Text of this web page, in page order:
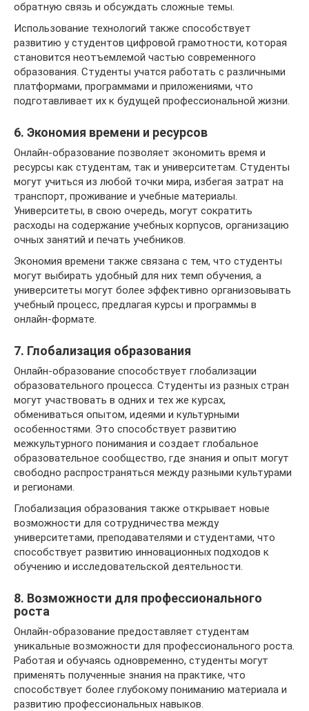
обратную связь и обсуждать сложные темы.
Использование технологий также способствует
развитию у студентов цифровой грамотности, которая
становится неотъемлемой частью современного
образования. Студенты учатся работать с различными
платформами, программами и приложениями, что
подготавливает их к будущей профессиональной жизни.
6. Экономия времени и ресурсов
Онлайн-образование позволяет экономить время и
ресурсы как студентам, так и университетам. Студенты
могут учиться из любой точки мира, избегая затрат на
транспорт, проживание и учебные материалы.
Университеты, в свою очередь, могут сократить
расходы на содержание учебных корпусов, организацию
очных занятий и печать учебников.
Экономия времени также связана с тем, что студенты
могут выбирать удобный для них темп обучения, а
университеты могут более эффективно организовывать
учебный процесс, предлагая курсы и программы в
онлайн-формате.
7. Глобализация образования
Онлайн-образование способствует глобализации
образовательного процесса. Студенты из разных стран
могут участвовать в одних и тех же курсах,
обмениваться опытом, идеями и культурными
особенностями. Это способствует развитию
межкультурного понимания и создает глобальное
образовательное сообщество, где знания и опыт могут
свободно распространяться между разными культурами
и регионами.
Глобализация образования также открывает новые
возможности для сотрудничества между
университетами, преподавателями и студентами, что
способствует развитию инновационных подходов к
обучению и исследовательской деятельности.
8. Возможности для профессионального
роста
Онлайн-образование предоставляет студентам
уникальные возможности для профессионального роста.
Работая и обучаясь одновременно, студенты могут
применять полученные знания на практике, что
способствует более глубокому пониманию материала и
развитию профессиональных навыков.